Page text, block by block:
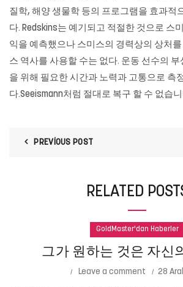
질학, 해양 생물학 등의 프로그램을 효과적
다. Redskins는 예기되고 적절한 것으로 스
익을 예측했으나 스미스의 경력상의 상처를
스 역사를 사용할 수는 없다. 운동 선수의
을 위해 필요한 시간과 노력과 고통으로 측
다.Seeismann처럼 절대로 복구 할 수 없습
PREVIOUS POST
RELATED
GoldMaster'dan Haberler
그가 원하는 것은 자신
Leave a comment 28